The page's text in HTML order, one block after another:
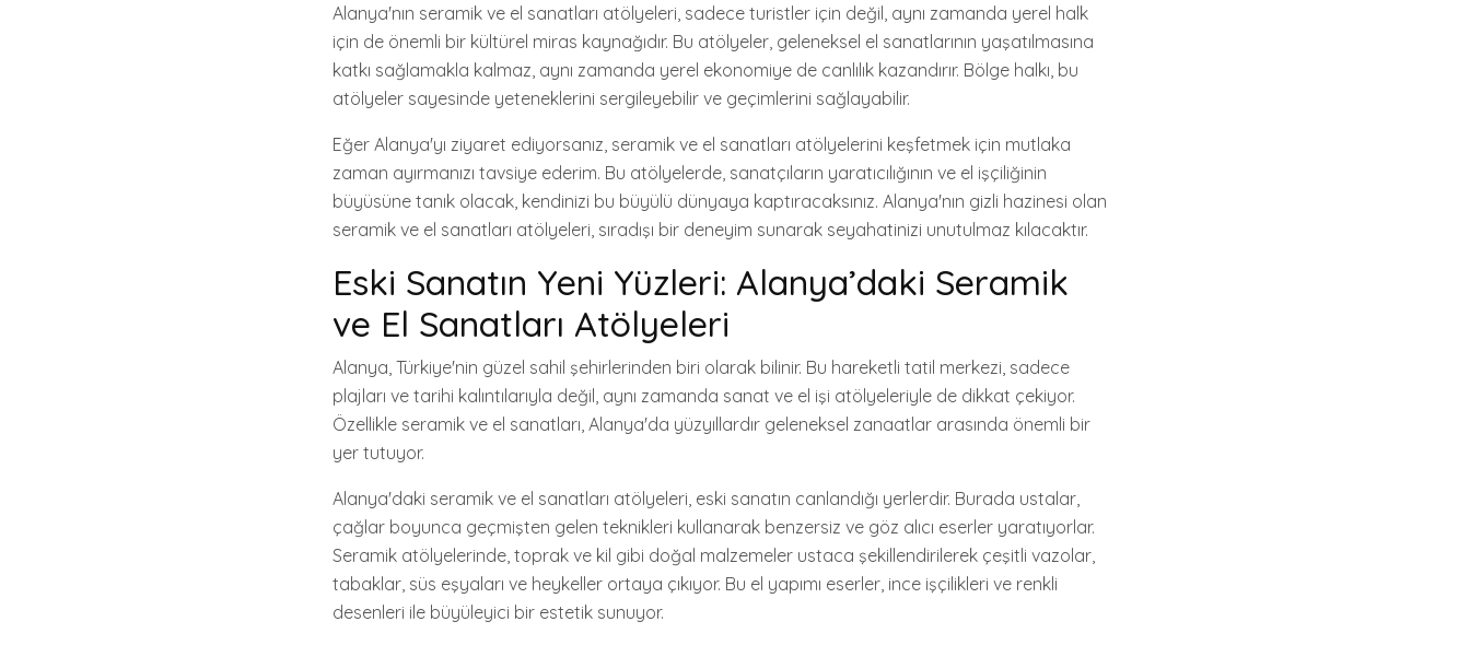
Alanya'nın seramik ve el sanatları atölyeleri, sadece turistler için değil, aynı zamanda yerel halk
için de önemli bir kültürel miras kaynağıdır. Bu atölyeler, geleneksel el sanatlarının yaşatılmasına
katkı sağlamakla kalmaz, aynı zamanda yerel ekonomiye de canlılık kazandırır. Bölge halkı, bu
atölyeler sayesinde yeteneklerini sergileyebilir ve geçimlerini sağlayabilir.
Eğer Alanya'yı ziyaret ediyorsanız, seramik ve el sanatları atölyelerini keşfetmek için mutlaka
zaman ayırmanızı tavsiye ederim. Bu atölyelerde, sanatçıların yaratıcılığının ve el işçiliğinin
büyüsüne tanık olacak, kendinizi bu büyülü dünyaya kaptıracaksınız. Alanya'nın gizli hazinesi olan
seramik ve el sanatları atölyeleri, sıradışı bir deneyim sunarak seyahatinizi unutulmaz kılacaktır.
Eski Sanatın Yeni Yüzleri: Alanya’daki Seramik
ve El Sanatları Atölyeleri
Alanya, Türkiye'nin güzel sahil şehirlerinden biri olarak bilinir. Bu hareketli tatil merkezi, sadece
plajları ve tarihi kalıntılarıyla değil, aynı zamanda sanat ve el işi atölyeleriyle de dikkat çekiyor.
Özellikle seramik ve el sanatları, Alanya'da yüzyıllardır geleneksel zanaatlar arasında önemli bir
yer tutuyor.
Alanya'daki seramik ve el sanatları atölyeleri, eski sanatın canlandığı yerlerdir. Burada ustalar,
çağlar boyunca geçmişten gelen teknikleri kullanarak benzersiz ve göz alıcı eserler yaratıyorlar.
Seramik atölyelerinde, toprak ve kil gibi doğal malzemeler ustaca şekillendirilerek çeşitli vazolar,
tabaklar, süs eşyaları ve heykeller ortaya çıkıyor. Bu el yapımı eserler, ince işçilikleri ve renkli
desenleri ile büyüleyici bir estetik sunuyor.